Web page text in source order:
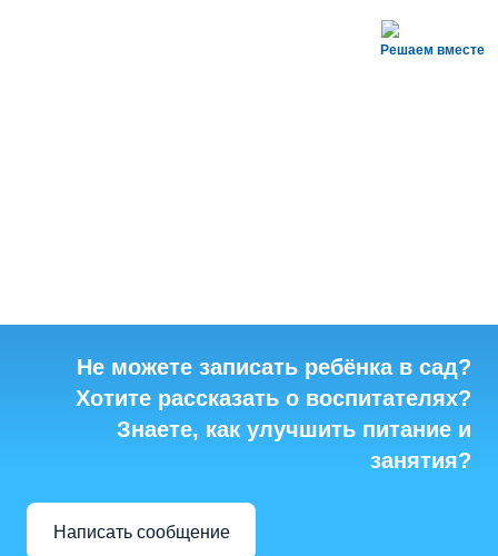
Решаем вместе
Не можете записать ребёнка в сад?
Хотите рассказать о воспитателях?
Знаете, как улучшить питание и
занятия?
Написать сообщение